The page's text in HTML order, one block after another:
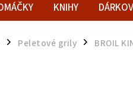
KNIHY
/ Peletové grily / BROIL